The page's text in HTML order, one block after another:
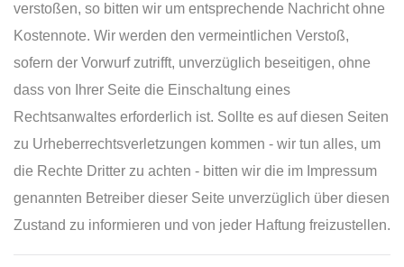
verstoßen, so bitten wir um entsprechende Nachricht ohne
Kostennote. Wir werden den vermeintlichen Verstoß,
sofern der Vorwurf zutrifft, unverzüglich beseitigen, ohne
dass von Ihrer Seite die Einschaltung eines
Rechtsanwaltes erforderlich ist. Sollte es auf diesen Seiten
zu Urheberrechtsverletzungen kommen - wir tun alles, um
die Rechte Dritter zu achten - bitten wir die im Impressum
genannten Betreiber dieser Seite unverzüglich über diesen
Zustand zu informieren und von jeder Haftung freizustellen.